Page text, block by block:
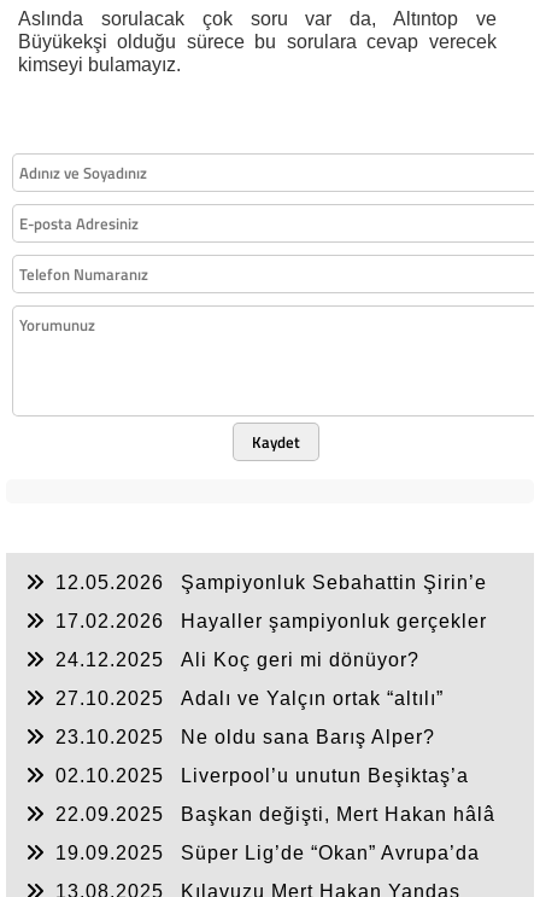
Aslında sorulacak çok soru var da, Altıntop ve
Büyükekşi olduğu sürece bu sorulara cevap verecek
kimseyi bulamayız.
Kaydet
12.05.2026
Şampiyonluk Sebahattin Şirin’e
17.02.2026
Hayaller şampiyonluk gerçekler
24.12.2025
Ali Koç geri mi dönüyor?
27.10.2025
Adalı ve Yalçın ortak “altılı”
23.10.2025
Ne oldu sana Barış Alper?
02.10.2025
Liverpool’u unutun Beşiktaş’a
22.09.2025
Başkan değişti, Mert Hakan hâlâ
19.09.2025
Süper Lig’de “Okan” Avrupa’da
13.08.2025
Kılavuzu Mert Hakan Yandaş